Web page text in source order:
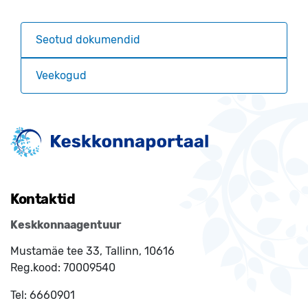
Seotud dokumendid
Veekogud
Kontaktid
Keskkonnaagentuur
Mustamäe tee 33, Tallinn, 10616
Reg.kood: 70009540
Tel: 6660901